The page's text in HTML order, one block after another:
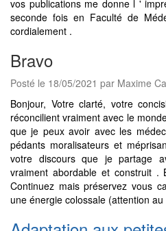
vos publications me donne l '
seconde fois en Faculté de
cordialement .
Bravo
Posté le 18/05/2021 par Maxime
Bonjour, Votre clarté, votre
réconcilient vraiment avec le
que je peux avoir avec les
pédants moralisateurs et
votre discours que je partage
vraiment abordable et construit .
Continuez mais préservez vous
une énergie colossale (attention